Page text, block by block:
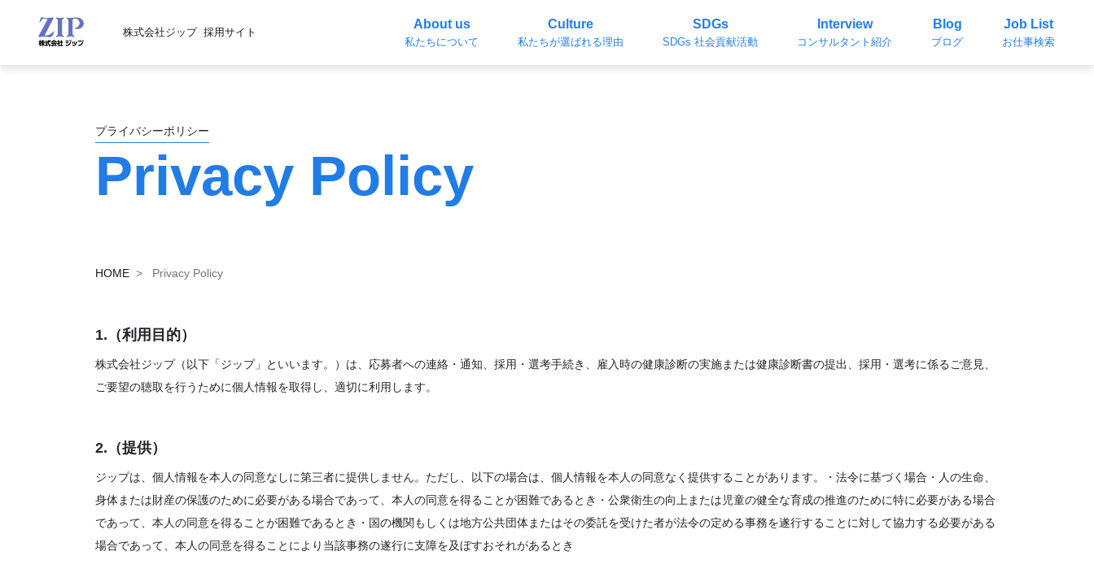
株式会社ジップ 採用サイト
About us
私たちについて
Culture
私たちが選ばれる理由
SDGs
SDGs 社会貢献活動
Interview
コンサルタント紹介
Blog
ブログ
Job List
お仕事検索
プライバシーポリシー
Privacy Policy
HOME Privacy Policy
1.（利用目的）
株式会社ジップ（以下「ジップ」といいます。）は、応募者への連絡・通知、採用・選考手続き、雇入時の健康診断の実施または健康診断書の提出、採用・選考に係るご意見、
ご要望の聴取を行うために個人情報を取得し、適切に利用します。
2.（提供）
ジップは、個人情報を本人の同意なしに第三者に提供しません。ただし、以下の場合は、個人情報を本人の同意なく提供することがあります。・法令に基づく場合・人の生命、
身体または財産の保護のために必要がある場合であって、本人の同意を得ることが困難であるとき・公衆衛生の向上または児童の健全な育成の推進のために特に必要がある場合
であって、本人の同意を得ることが困難であるとき・国の機関もしくは地方公共団体またはその委託を受けた者が法令の定める事務を遂行することに対して協力する必要がある
場合であって、本人の同意を得ることにより当該事務の遂行に支障を及ぼすおそれがあるとき